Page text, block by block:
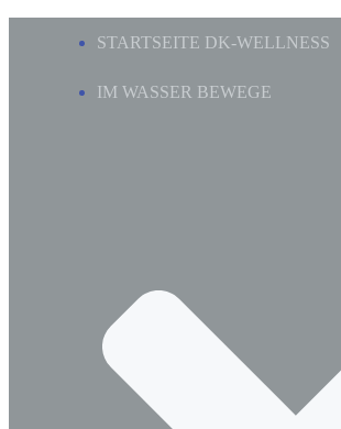
STARTSEITE DK-WELLNESS
IM WASSER BEWEGE